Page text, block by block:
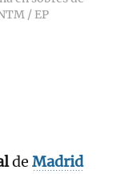
/ EP
de Madrid